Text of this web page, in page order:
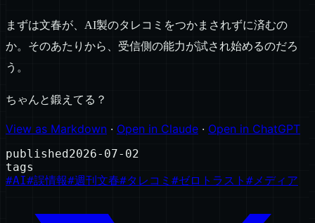
まずは文春が、AI製のタレコミをつかまされずに済むの
か。そのあたりから、受信側の能力が試され始めるのだろ
う。
ちゃんと鍛えてる？
View as Markdown · Open in Claude · Open in ChatGPT
published 2026-07-02
tags
#AI#誤情報#週刊文春#タレコミ #ゼロトラスト #メディア